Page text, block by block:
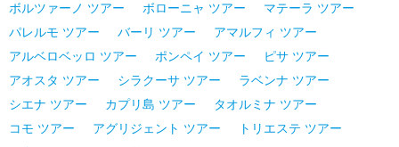
ボルツァーノ ツアー
ボローニャ ツアー
マテーラ ツアー
パレルモ ツアー
バーリ ツアー
アマルフィ ツアー
アルベロベッロ ツアー
ポンペイ ツアー
ピサ ツアー
アオスタ ツアー
シラクーサ ツアー
ラベンナ ツアー
シエナ ツアー
カプリ島 ツアー
タオルミナ ツアー
コモ ツアー
アグリジェント ツアー
トリエステ ツアー